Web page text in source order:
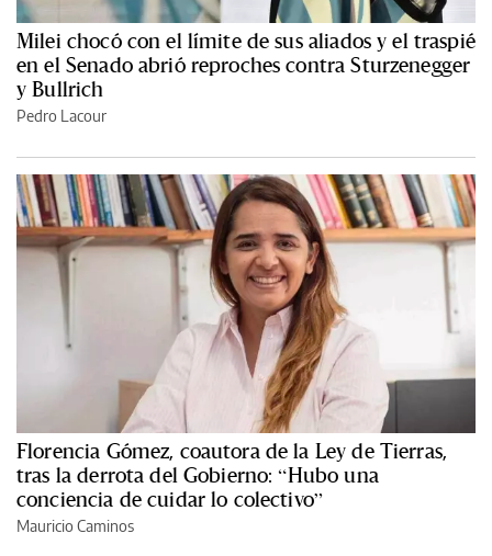
Milei chocó con el límite de sus aliados y el traspié
en el Senado abrió reproches contra Sturzenegger
y Bullrich
Pedro Lacour
Florencia Gómez, coautora de la Ley de Tierras,
tras la derrota del Gobierno: “Hubo una
conciencia de cuidar lo colectivo”
Mauricio Caminos